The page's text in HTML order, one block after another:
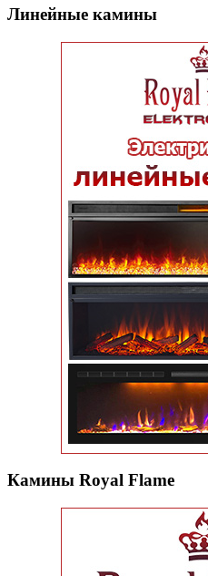
Линейные камины
Камины Royal Flame